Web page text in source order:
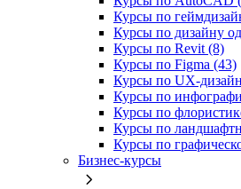
Курсы по
Курсы по дизайну
Курсы по Revit (8)
Курсы по Figma (43)
Курсы по
Курсы по
Курсы по
Курсы по
Курсы по
Бизнес-курсы